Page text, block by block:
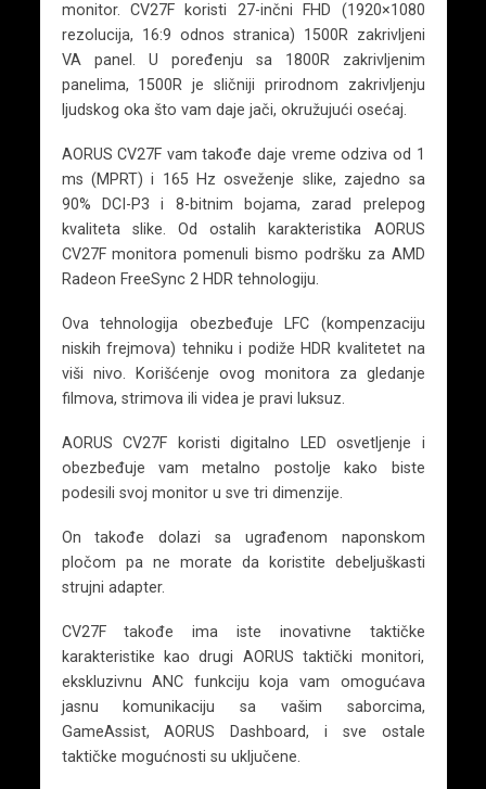
monitor. CV27F koristi 27-inčni FHD (1920×1080
rezolucija, 16:9 odnos stranica) 1500R zakrivljeni
VA panel. U poređenju sa 1800R zakrivljenim
panelima, 1500R je sličniji prirodnom zakrivljenju
ljudskog oka što vam daje jači, okružujući osećaj.
AORUS CV27F vam takođe daje vreme odziva od 1
ms (MPRT) i 165 Hz osveženje slike, zajedno sa
90% DCI-P3 i 8-bitnim bojama, zarad prelepog
kvaliteta slike. Od ostalih karakteristika AORUS
CV27F monitora pomenuli bismo podršku za AMD
Radeon FreeSync 2 HDR tehnologiju.
Ova tehnologija obezbeđuje LFC (kompenzaciju
niskih frejmova) tehniku i podiže HDR kvalitetet na
viši nivo. Korišćenje ovog monitora za gledanje
filmova, strimova ili videa je pravi luksuz.
AORUS CV27F koristi digitalno LED osvetljenje i
obezbeđuje vam metalno postolje kako biste
podesili svoj monitor u sve tri dimenzije.
On takođe dolazi sa ugrađenom naponskom
pločom pa ne morate da koristite debeljuškasti
strujni adapter.
CV27F takođe ima iste inovativne taktičke
karakteristike kao drugi AORUS taktički monitori,
ekskluzivnu ANC funkciju koja vam omogućava
jasnu komunikaciju sa vašim saborcima,
GameAssist, AORUS Dashboard, i sve ostale
taktičke mogućnosti su uključene.